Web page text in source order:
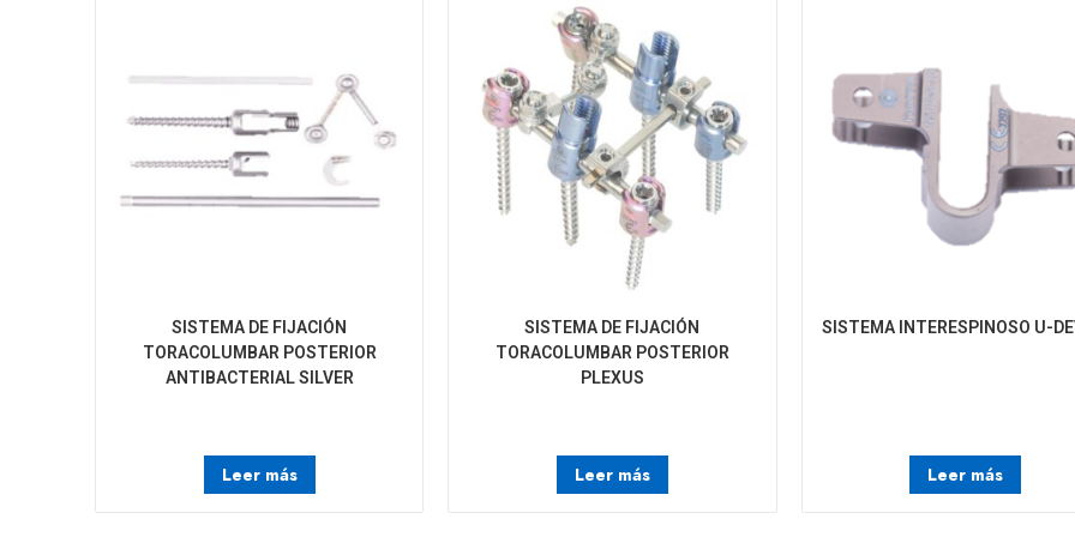
SISTEMA DE FIJACIÓN
TORACOLUMBAR POSTERIOR
ANTIBACTERIAL SILVER
Leer más
SISTEMA DE FIJACIÓN
TORACOLUMBAR POSTERIOR
PLEXUS
Leer más
SISTEMA INTERESPINOSO U-
Leer más